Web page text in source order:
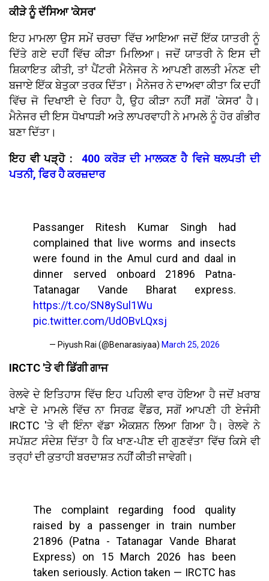
ਕੀੜੇ ਨੂੰ ਦੱਸਿਆ 'ਕੇਸਰ'
ਇਹ ਮਾਮਲਾ ਉਸ ਸਮੇਂ ਚਰਚਾ ਵਿੱਚ ਆਇਆ ਜਦੋਂ ਇੱਕ ਯਾਤਰੀ ਨੂੰ
ਦਿੱਤੇ ਗਏ ਦਹੀਂ ਵਿੱਚ ਕੀੜਾ ਮਿਲਿਆ। ਜਦੋਂ ਯਾਤਰੀ ਨੇ ਇਸ ਦੀ
ਸ਼ਿਕਾਇਤ ਕੀਤੀ, ਤਾਂ ਪੈਂਟਰੀ ਮੈਨੇਜਰ ਨੇ ਆਪਣੀ ਗਲਤੀ ਮੰਨਣ ਦੀ
ਬਜਾਏ ਇੱਕ ਬੇਤੁਕਾ ਤਰਕ ਦਿੱਤਾ। ਮੈਨੇਜਰ ਨੇ ਦਾਅਵਾ ਕੀਤਾ ਕਿ ਦਹੀਂ
ਵਿੱਚ ਜੋ ਦਿਖਾਈ ਦੇ ਰਿਹਾ ਹੈ, ਉਹ ਕੀੜਾ ਨਹੀਂ ਸਗੋਂ 'ਕੇਸਰ' ਹੈ।
ਮੈਨੇਜਰ ਦੀ ਇਸ ਧੋਖਾਧੜੀ ਅਤੇ ਲਾਪਰਵਾਹੀ ਨੇ ਮਾਮਲੇ ਨੂੰ ਹੋਰ ਗੰਭੀਰ
ਬਣਾ ਦਿੱਤਾ।
ਇਹ ਵੀ ਪੜ੍ਹੋ : 400 ਕਰੋੜ ਦੀ ਮਾਲਕਣ ਹੈ ਵਿਜੇ ਥਲਪਤੀ ਦੀ
ਪਤਨੀ, ਫਿਰ ਹੈ ਕਰਜ਼ਦਾਰ
Passanger Ritesh Kumar Singh had
complained that live worms and insects
were found in the Amul curd and daal in
dinner served onboard 21896 Patna-
Tatanagar Vande Bharat express.
https://t.co/SN8ySul1Wu
pic.twitter.com/UdOBvLQxsj
— Piyush Rai (@Benarasiyaa) March 25, 2026
IRCTC 'ਤੇ ਵੀ ਡਿੱਗੀ ਗਾਜ
ਰੇਲਵੇ ਦੇ ਇਤਿਹਾਸ ਵਿੱਚ ਇਹ ਪਹਿਲੀ ਵਾਰ ਹੋਇਆ ਹੈ ਜਦੋਂ ਖ਼ਰਾਬ
ਖਾਣੇ ਦੇ ਮਾਮਲੇ ਵਿੱਚ ਨਾ ਸਿਰਫ਼ ਵੈਂਡਰ, ਸਗੋਂ ਆਪਣੀ ਹੀ ਏਜੰਸੀ
IRCTC 'ਤੇ ਵੀ ਇੰਨਾ ਵੱਡਾ ਐਕਸ਼ਨ ਲਿਆ ਗਿਆ ਹੈ। ਰੇਲਵੇ ਨੇ
ਸਪੱਸ਼ਟ ਸੰਦੇਸ਼ ਦਿੱਤਾ ਹੈ ਕਿ ਖਾਣ-ਪੀਣ ਦੀ ਗੁਣਵੱਤਾ ਵਿੱਚ ਕਿਸੇ ਵੀ
ਤਰ੍ਹਾਂ ਦੀ ਕੁਤਾਹੀ ਬਰਦਾਸ਼ਤ ਨਹੀਂ ਕੀਤੀ ਜਾਵੇਗੀ।
The complaint regarding food quality
raised by a passenger in train number
21896 (Patna - Tatanagar Vande Bharat
Express) on 15 March 2026 has been
taken seriously. Action taken — IRCTC has